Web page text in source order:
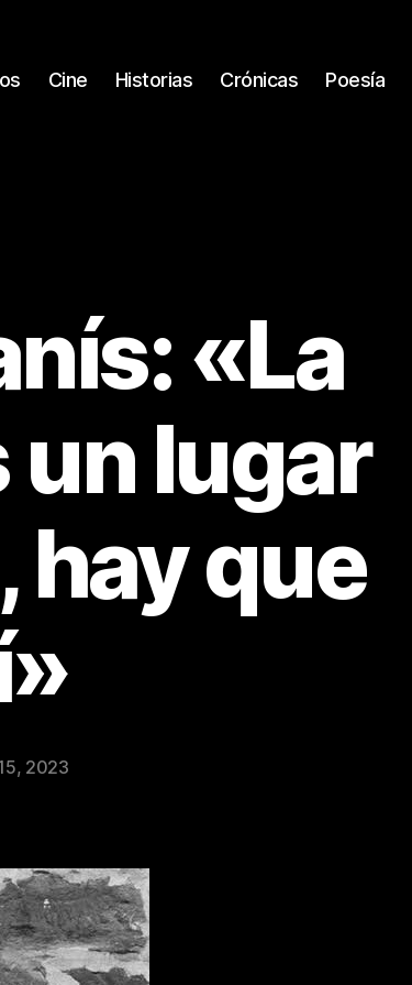
Cine Historias Crónicas Poesía
«La
un lugar
hay que
2023